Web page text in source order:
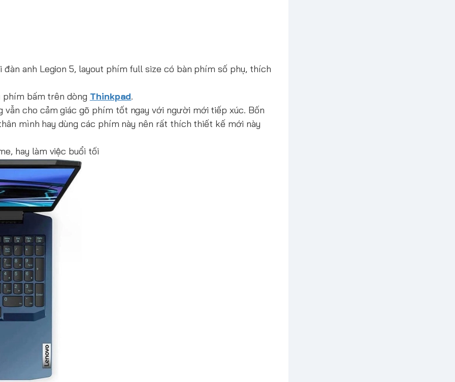
anh Legion 5, layout phím full size có bàn phím số phụ, thích
bấm trên dòng Thinkpad.
vẫn cho cảm giác gõ phím tốt ngay với người mới tiếp xúc. Bốn
mình hay dùng các phím này nên rất thích thiết kế mới này
hay làm việc buổi tối